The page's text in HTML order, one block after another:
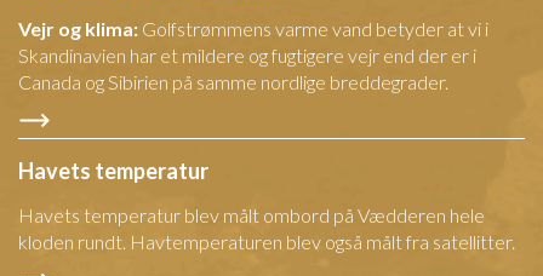
Vejr og klima: Golfstrømmens varme vand betyder at vi i
Skandinavien har et mildere og fugtigere vejr end der er i
Canada og Sibirien på samme nordlige breddegrader.
Havets temperatur
Havets temperatur blev målt ombord på Vædderen hele
kloden rundt. Havtemperaturen blev også målt fra satellitter.